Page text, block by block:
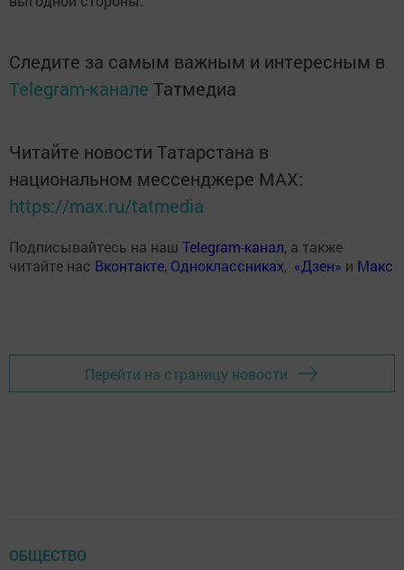
Следите за самым важным и интересным в
Telegram-канале Татмедиа
Читайте новости Татарстана в
национальном мессенджере MАХ:
https://max.ru/tatmedia
Подписывайтесь на наш Telegram-канал, а также
читайте нас Вконтакте, Одноклассниках, «Дзен» и Макс
Перейти на страницу новости
ОБЩЕСТВО